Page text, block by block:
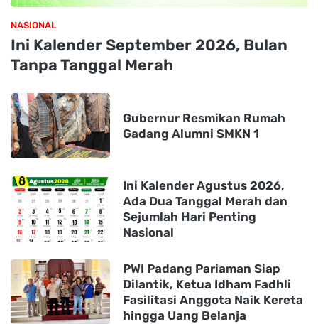
NASIONAL
Ini Kalender September 2026, Bulan
Tanpa Tanggal Merah
Gubernur Resmikan Rumah
Gadang Alumni SMKN 1
Ini Kalender Agustus 2026,
Ada Dua Tanggal Merah dan
Sejumlah Hari Penting
Nasional
PWI Padang Pariaman Siap
Dilantik, Ketua Idham Fadhli
Fasilitasi Anggota Naik Kereta
hingga Uang Belanja